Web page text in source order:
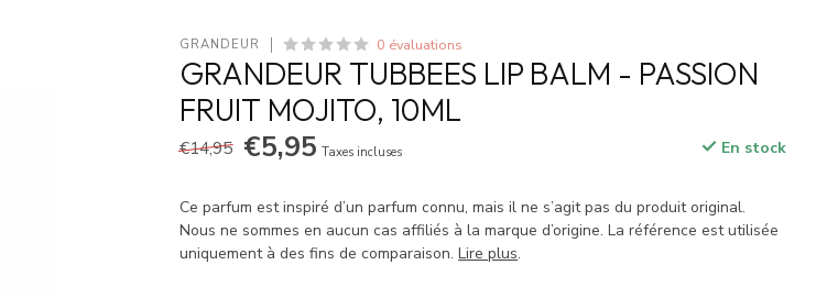
GRANDEUR 0 évaluations
GRANDEUR TUBBEES LIP BALM - PASSION
FRUIT MOJITO, 10ML
€14,95 €5,95 Taxes incluses En stock
Ce parfum est inspiré d’un parfum connu, mais il ne s’agit pas du produit original.
Nous ne sommes en aucun cas affiliés à la marque d’origine. La référence est utilisée
uniquement à des fins de comparaison.Lire plus.